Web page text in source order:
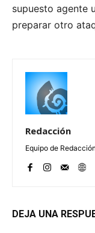
supuesto agente
preparar otro
Redacción
Equipo de
DEJA UNA